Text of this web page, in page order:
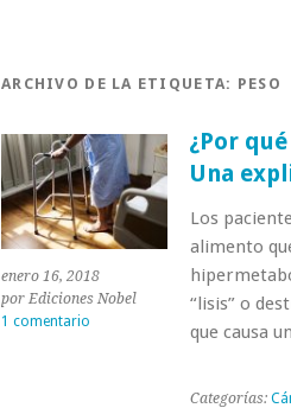
ARCHIVO DE LA ETIQUETA: PESO
enero 16, 2018
por Ediciones Nobel
1 comentario
¿Por
Una
Los
alimento
“lisis” o
que causa
Categorías: